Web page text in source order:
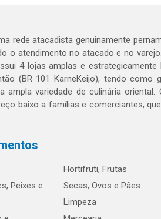
rede atacadista genuinamente
o atendimento no atacado e no
4 lojas amplas e
(BR 101 KarneKeijo), tendo
ampla variedade de culinária
baixo a famílias e comerciantes,
Peixes e
Hortifruti, Frutas
Secas, Ovos e Pães
Limpeza